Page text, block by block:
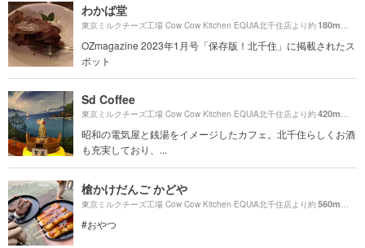
わかば堂
東京ミルクチーズ工場 Cow Cow Kitchen EQUiA北千住店より約180m
OZmagazine 2023年1月号「保存版！北千住」に掲載されたス
ポット
Sd Coffee
東京ミルクチーズ工場 Cow Cow Kitchen EQUiA北千住店より約420m
昭和の電気屋と銭湯をイメージしたカフェ。北千住らしくお酒
も充実しており、...
槍かけだんご かどや
東京ミルクチーズ工場 Cow Cow Kitchen EQUiA北千住店より約560m
#おやつ